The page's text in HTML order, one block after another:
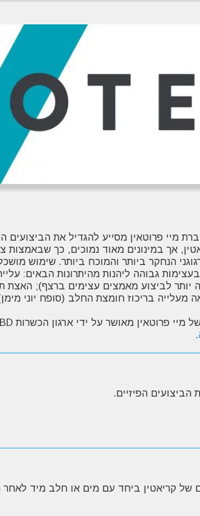
מיי פרוטאין מסייע להגדיל את הביצועים
אך במינונים מאוד נמוכים, כך שבאמצות
הנחקר ביותר והמוכח ביותר. שימוש
גבוהה ליהנות מהיתרונות הבאים:
יותר לביצוע מאמצים עצימים ברצף);
מעלייה בריכוז חומצת החלב (סופח יוני
.
הפיזיים.
המלצת החברה יש לערבב 3 גרם של קריאטין ביחד עם